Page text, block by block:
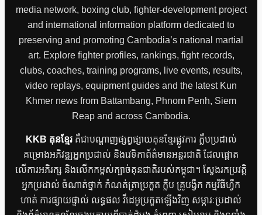
media network, boxing club, fighter-development project
and international information platform dedicated to
preserving and promoting Cambodia’s national martial
art. Explore fighter profiles, rankings, fight records,
clubs, coaches, training programs, live events, results,
video replays, equipment guides and the latest Kun
Khmer news from Battambang, Phnom Penh, Siem
Reap and across Cambodia.
KKB គុនខ្មែរគឺជាបណ្តាញផ្សព្វផ្សាយគុនខ្មែរផ្លូវការ ក្លឹបប្រដាល់
គម្រោងអភិវឌ្ឍអ្នកប្រដាល់ និងវេទិកាព័ត៌មានអន្តរជាតិ ដែលផ្តោត
លើការអភិរក្ស និងលើកកម្ពស់ក្បាច់គុនជាតិរបស់កម្ពុជា។ ស្វែងរកប្រវត្តិ
អ្នកប្រដាល់ ចំណាត់ថ្នាក់ កំណត់ត្រាប្រកួត ក្លឹប គ្រូបង្វឹក កម្មវិធីហ្វឹក
ហាត់ ការផ្សាយផ្ទាល់ លទ្ធផល វីដេអូប្រកួតឡើងវិញ សម្ភារៈប្រដាល់